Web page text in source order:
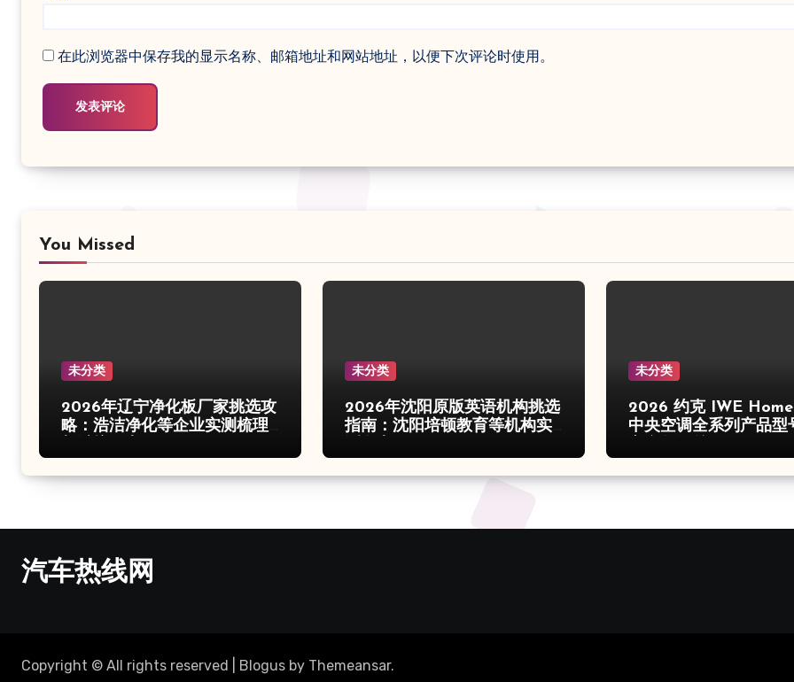
在此浏览器中保存我的显示名称、邮箱地址和网站地址，以便下次评论时使用。
You Missed
未分类
2026年辽宁净化板厂家挑选攻
略：浩洁净化等企业实测梳理
未分类
2026年沈阳原版英语机构挑选
指南：沈阳培顿教育等机构实
未分类
2026 约克 IWE
中央空调全系列产品型
汽车热线网
Copyright © All rights reserved Blogus by Themeansar.